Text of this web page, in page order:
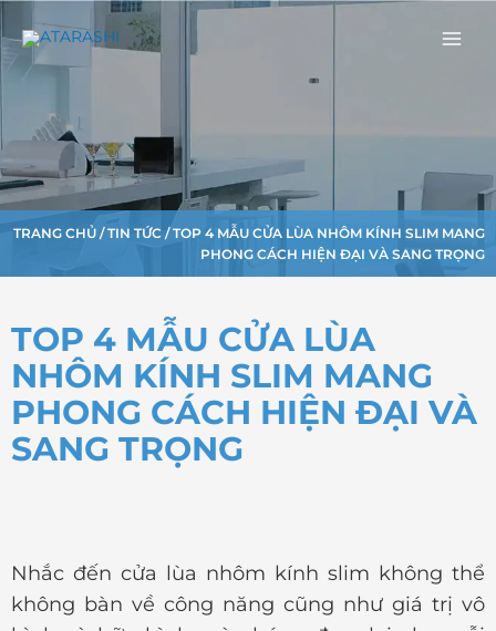
tới
nội
TRANG CHỦ /TIN TỨC / TOP 4 MẪU CỬA LÙA NHÔM KÍNH SLIM MANG
PHONG CÁCH HIỆN ĐẠI VÀ SANG TRỌNG
TOP 4 MẪU CỬA LÙA
NHÔM KÍNH SLIM MANG
PHONG CÁCH HIỆN ĐẠI VÀ
SANG TRỌNG
Nhắc đến cửa lùa nhôm kính slim không thể
không bàn về công năng cũng như giá trị vô